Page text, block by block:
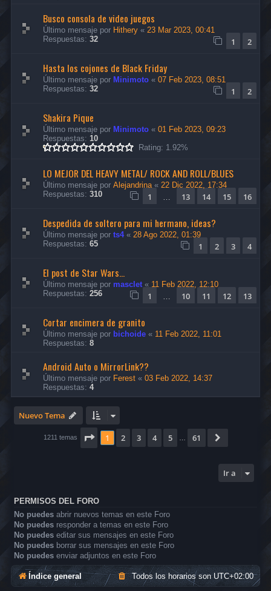
Busco consola de video juegos
Último mensaje por Hithery « 23 Mar 2023, 00:41
Respuestas: 32 1 2
Hasta los cojones de Black Friday
Último mensaje por Minimoto « 07 Feb 2023, 08:51
Respuestas: 32 1 2
Shakira Pique
Último mensaje por Minimoto « 01 Feb 2023, 09:23
Respuestas: 10
Rating: 1.92%
LO MEJOR DEL HEAVY METAL/ ROCK AND ROLL/BLUES
Último mensaje por Alejandrina« 22 Dic 2022, 17:34
Respuestas: 310 1 13 14 15 16
Despedida de soltero para mi hermano, ideas?
Último mensaje por ts4« 28 Ago 2022, 01:39
Respuestas: 65 1 2 3 4
El post de Star Wars...
Último mensaje por masclet« 11 Feb 2022, 12:10
Respuestas: 256 1 10 11 12 13
Cortar encimera de granito
Último mensaje por bichoide « 11 Feb 2022, 11:01
Respuestas: 8
Android Auto o MirrorLink??
Último mensaje por Ferest « 03 Feb 2022, 14:37
Respuestas: 4
Nuevo Tema
1211 temas Página1 de61
1 2 3 4 5 61
Ir a
PERMISOS DEL FORO
No puedes abrir nuevos temas en este Foro
No puedes responder a temas en este Foro
No puedes editar sus mensajes en este Foro
No puedes borrar sus mensajes en este Foro
No puedes enviar adjuntos en este Foro
Índice general Todos los horarios sonUTC+02:00